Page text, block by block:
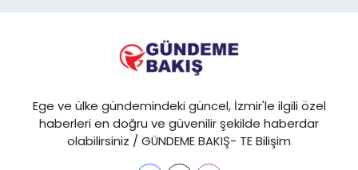
Ege ve ülke gündemindeki güncel, İzmir'le ilgili özel
haberleri en doğru ve güvenilir şekilde haberdar
olabilirsiniz / GÜNDEME BAKIŞ- TE Bilişim